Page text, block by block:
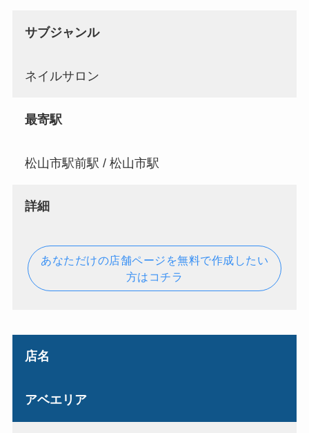
サブジャンル
ネイルサロン
最寄駅
松山市駅前駅 / 松山市駅
詳細
あなただけの店舗ページを無料で作成したい
方はコチラ
店名
アベエリア